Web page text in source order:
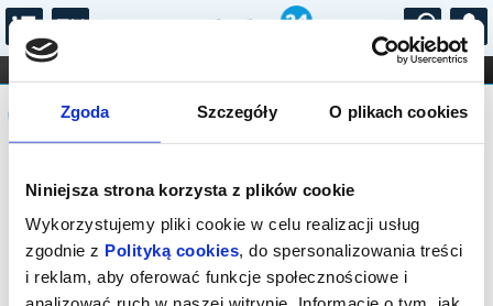
Zgoda Szczegóły O plikach cookies
Niniejsza strona korzysta z plików cookie
Wykorzystujemy pliki cookie w celu realizacji usług
zgodnie z Polityką cookies, do spersonalizowania treści
i reklam, aby oferować funkcje społecznościowe i
...
FILHARMONIA OPERA I BALET
STAND-UP
DLA DZIECI
Komunikat
Sprzedaż biletów on-line na wydarzenie
została zakończona.